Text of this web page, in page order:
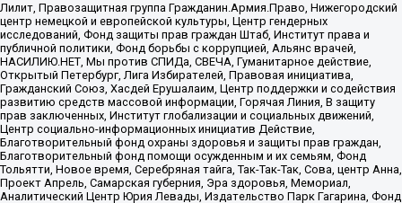
Лилит, Правозащитная группа Гражданин.Армия.Право, Нижегородский
центр немецкой и европейской культуры, Центр гендерных
исследований, Фонд защиты прав граждан Штаб, Институт права и
публичной политики, Фонд борьбы с коррупцией, Альянс врачей,
НАСИЛИЮ.НЕТ, Мы против СПИДа, СВЕЧА, Гуманитарное действие,
Открытый Петербург, Лига Избирателей, Правовая инициатива,
Гражданский Союз, Хасдей Ерушалаим, Центр поддержки и содействия
развитию средств массовой информации, Горячая Линия, В защиту
прав заключенных, Институт глобализации и социальных движений,
Центр социально-информационных инициатив Действие,
Благотворительный фонд охраны здоровья и защиты прав граждан,
Благотворительный фонд помощи осужденным и их семьям, Фонд
Тольятти, Новое время, Серебряная тайга, Так-Так-Так, Сова, центр Анна,
Проект Апрель, Самарская губерния, Эра здоровья, Мемориал,
Аналитический Центр Юрия Левады, Издательство Парк Гагарина, Фонд